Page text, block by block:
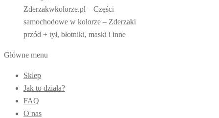
Zderzakwkolorze.pl – Części
samochodowe w kolorze – Zderzaki
przód + tył, błotniki, maski i inne
Główne menu
Sklep
Jak to działa?
FAQ
O nas